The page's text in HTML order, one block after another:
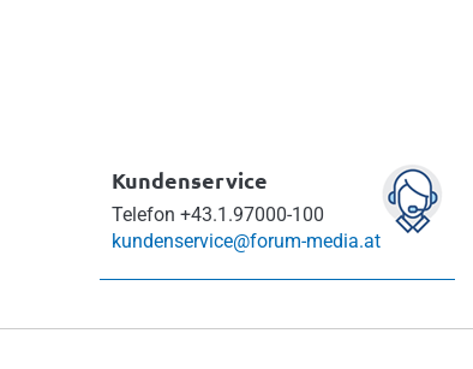
Kundenservice
Telefon +43.1.97000-100
kundenservice@forum-media.at